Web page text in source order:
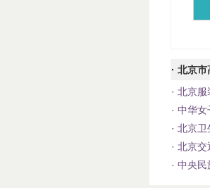
· 北京
· 北京服
· 中华女
· 北京卫
· 北京交
· 中央民